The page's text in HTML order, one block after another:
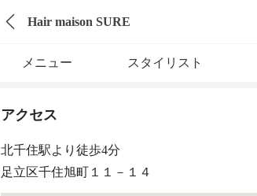
Hair maison SURE
メニュー スタイリスト
アクセス
北千住駅より徒歩4分
足立区千住旭町１１－１４